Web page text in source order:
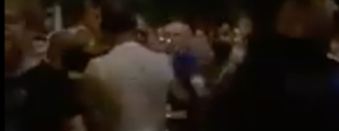
NEWSLETTER
I MIEI PREFERITI